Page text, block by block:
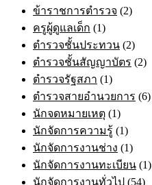
ข้าราชการตำรวจ (2)
ครูผู้ดูแลเด็ก (1)
ตำรวจชั้นประทวน (2)
ตำรวจชั้นสัญญาบัตร (2)
ตำรวจรัฐสภา (1)
ตำรวจสายอำนวยการ (6)
นักจดหมายเหตุ (1)
นักจัดการความรู้ (1)
นักจัดการงานช่าง (1)
นักจัดการงานทะเบียน (1)
นักจัดการงานทั่วไป (54)